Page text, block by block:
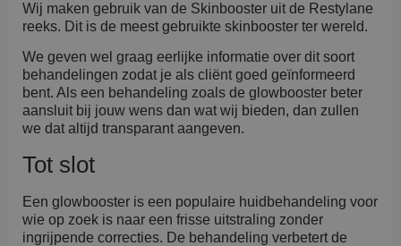
Wij maken gebruik van de Skinbooster uit de Restylane
reeks. Dit is de meest gebruikte skinbooster ter wereld.
We geven wel graag eerlijke informatie over dit soort
behandelingen zodat je als cliënt goed geïnformeerd
bent. Als een behandeling zoals de glowbooster beter
aansluit bij jouw wens dan wat wij bieden, dan zullen
we dat altijd transparant aangeven.
Tot slot
Een glowbooster is een populaire huidbehandeling voor
wie op zoek is naar een frisse uitstraling zonder
ingrijpende correcties. De behandeling verbetert de